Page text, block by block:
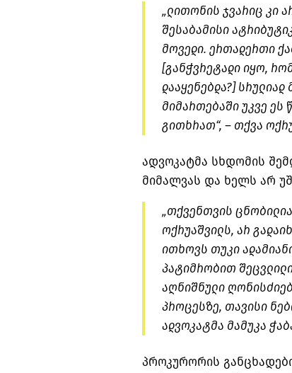
„ლითონის ჯვარიც კი
შესაბამისი
მოვედი. ერთადერთი
[განჭვრეტადი იყო,
დააყენებდა?]
მიმართებაში უკვე ეს
გითხრათ“, – თქვა
ადვოკატმა სხდომის
მიმალვას და ხელს არ
„თქვენთვის
ოქრუაშვილს, არ
ითხოვს თუკი
პატიმრობით
აღნიშნული
პროცესზე, თავისი
ადვოკატმა მამუკა
პროკურორის